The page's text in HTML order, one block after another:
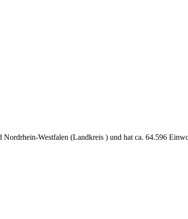
Westfalen (Landkreis ) und hat ca. 64.596